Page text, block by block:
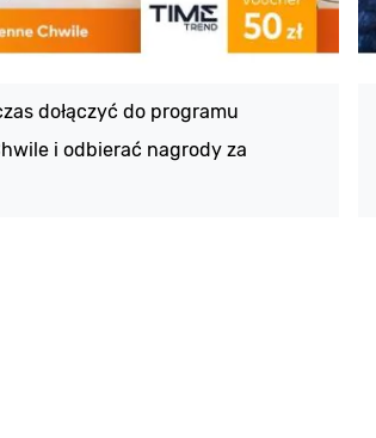
dołączyć do programu
i odbierać nagrody za